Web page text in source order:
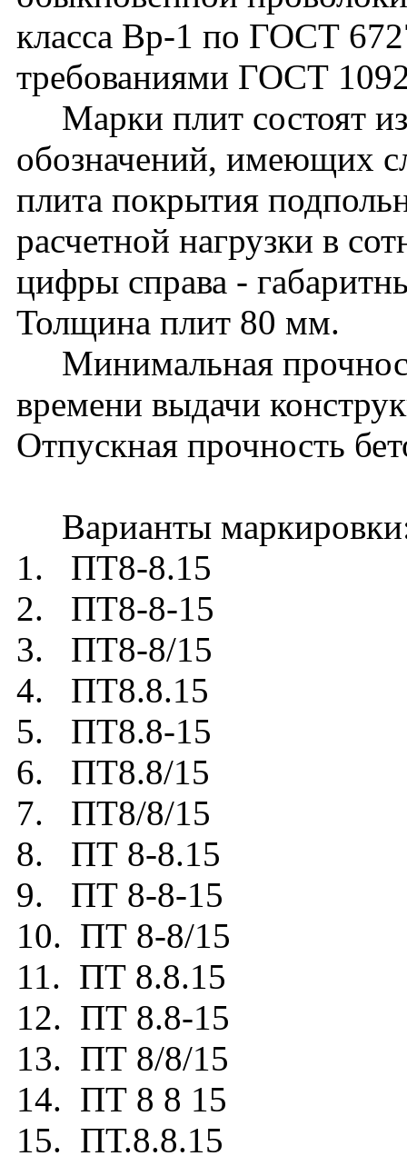
класса Вр-1 по ГОСТ
требованиями ГОСТ
Марки плит состоят
обозначений, имеющих
плита покрытия
расчетной нагрузки в
цифры справа -
Толщина плит 80 мм.
Минимальная
времени выдачи
Отпускная прочность
Варианты
1. ПТ8-8.15
2. ПТ8-8-15
3. ПТ8-8/15
4. ПТ8.8.15
5. ПТ8.8-15
6. ПТ8.8/15
7. ПТ8/8/15
8. ПТ 8-8.15
9. ПТ 8-8-15
10. ПТ 8-8/15
11. ПТ 8.8.15
12. ПТ 8.8-15
13. ПТ 8/8/15
14. ПТ 8 8 15
15. ПТ.8.8.15